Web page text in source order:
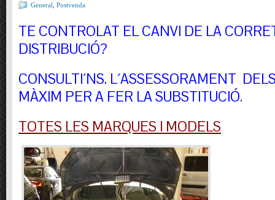
General Postvenda
TE CONTROLAT EL CANVI DE LA
DISTRIBUCIÓ?
CONSULTI´NS. L´ASSESSORAMENT
MÀXIM PER A FER LA SUBSTITUCIÓ.
TOTES LES MARQUES I MODELS